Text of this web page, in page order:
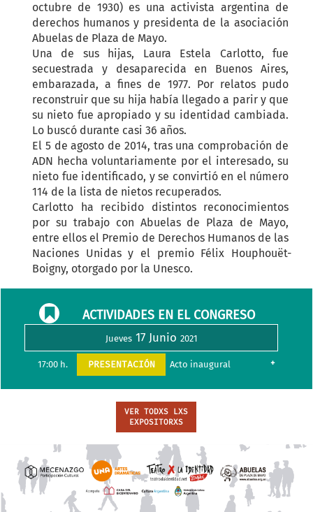
octubre de 1930) es una activista argentina de
derechos humanos y presidenta de la asociación
Abuelas de Plaza de Mayo.
Una de sus hijas, Laura Estela Carlotto, fue
secuestrada y desaparecida en Buenos Aires,
embarazada, a fines de 1977. Por relatos pudo
reconstruir que su hija había llegado a parir y que
su nieto fue apropiado y su identidad cambiada.
Lo buscó durante casi 36 años.
El 5 de agosto de 2014, tras una comprobación de
ADN hecha voluntariamente por el interesado, su
nieto fue identificado, y se convirtió en el número
114 de la lista de nietos recuperados.
Carlotto ha recibido distintos reconocimientos
por su trabajo con Abuelas de Plaza de Mayo,
entre ellos el Premio de Derechos Humanos de las
Naciones Unidas y el premio Félix Houphouët-
ACTIVIDADES EN EL CONGRESO
Jueves 17 Junio 2021
17:00 h. PRESENTACIÓN Acto inaugural +
VER TODXS LXS
EXPOSITORXS